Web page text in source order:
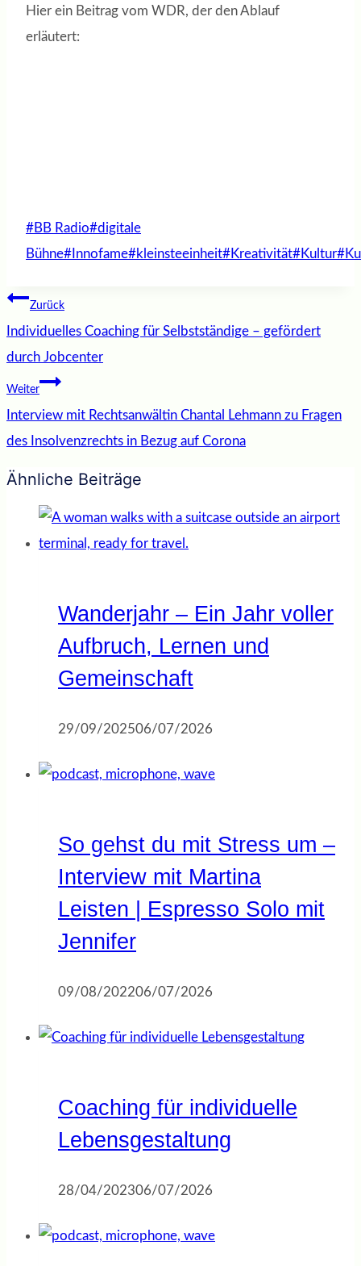
Hier ein Beitrag vom WDR, der den Ablauf
erläutert:
Schlagworte:
#BB Radio#digitale
Bühne# Innofame#kleinsteeinheit#Kreativität#Kultur#
Beitragsnavigation
Zurück
Individuelles Coaching für Selbstständige – gefördert
durch Jobcenter
Weiter
Interview mit Rechtsanwältin Chantal Lehmann zu Fragen
des Insolvenzrechts in Bezug auf Corona
Ähnliche Beiträge
Wanderjahr – Ein Jahr voller
Aufbruch, Lernen und
Gemeinschaft
29/09/202506/07/2026
So gehst du mit Stress um –
Interview mit Martina
Leisten | Espresso Solo mit
Jennifer
09/08/202206/07/2026
Coaching für individuelle
Lebensgestaltung
28/04/202306/07/2026